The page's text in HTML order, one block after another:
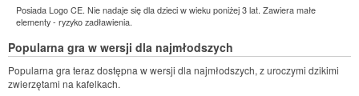
Posiada Logo CE. Nie nadaje się dla dzieci w wieku poniżej 3 lat. Zawiera małe
elementy - ryzyko zadławienia.
Popularna gra w wersji dla najmłodszych
Popularna gra teraz dostępna w wersji dla najmłodszych, z uroczymi dzikimi
zwierzętami na kafelkach.